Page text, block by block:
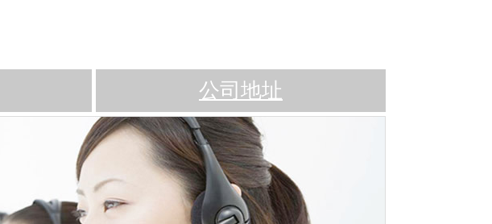
公司地址